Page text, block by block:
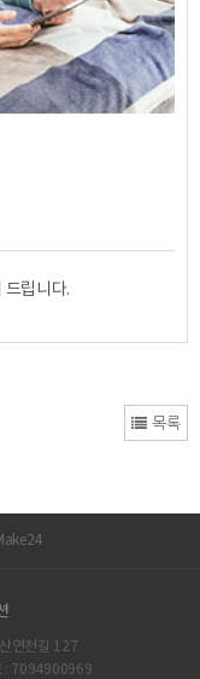
드립니다.
목록
연천길 127
: 7094900969